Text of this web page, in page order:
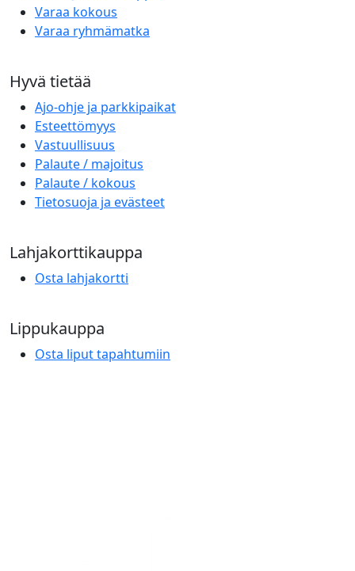
Varaa kokous
Varaa ryhmämatka
Hyvä tietää
Ajo-ohje ja parkkipaikat
Esteettömyys
Vastuullisuus
Palaute / majoitus
Palaute / kokous
Tietosuoja ja evästeet
Lahjakorttikauppa
Osta lahjakortti
Lippukauppa
Osta liput tapahtumiin